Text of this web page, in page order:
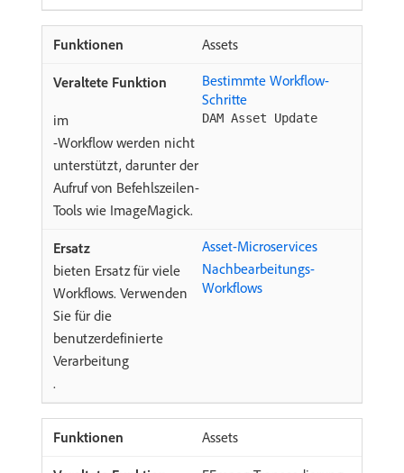
Assets
Bestimmte Workflow-
Schritte ​
im
DAM Asset Update
-Workflow werden nicht
unterstützt, darunter der
Aufruf von Befehlszeilen-
Tools wie ImageMagick.
Asset-Microservices
bieten Ersatz für viele
Workflows. Verwenden
Sie für die
benutzerdefinierte
Verarbeitung
Nachbearbeitungs-
Workflows
.
Assets